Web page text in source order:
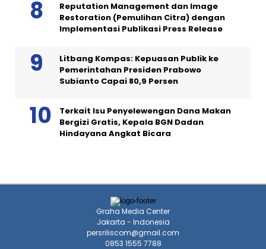
Reputation Management dan Image
Restoration (Pemulihan Citra) dengan
Implementasi Publikasi Press Release
Litbang Kompas: Kepuasan Publik ke
Pemerintahan Presiden Prabowo
Subianto Capai 80,9 Persen
Terkait Isu Penyelewengan Dana Makan
Bergizi Gratis, Kepala BGN Dadan
Hindayana Angkat Bicara
Graha Media Center
Jakarta - Indonesia
persriliscom@gmail.com
0853 1555 7788